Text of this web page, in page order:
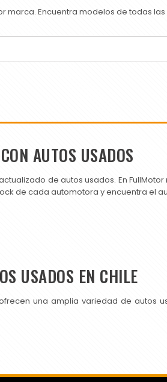
marca. Encuentra modelos de todas
AUTOS USADOS
de autos usados. En
de cada automotora y encuentra el
USADOS EN CHILE
una amplia variedad de autos